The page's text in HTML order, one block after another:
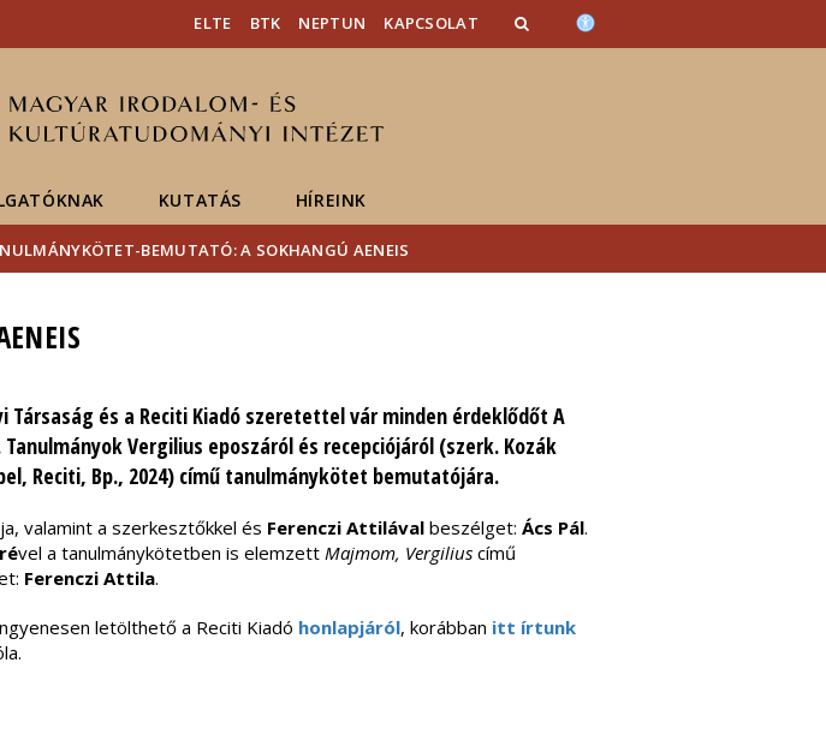
ELTE BTK NEPTUN KAPCSOLAT
KUTATÁS HÍREINK
BEMUTATÓ: A SOKHANGÚ AENEIS
Társaság és a Reciti Kiadó szeretettel vár minden érdeklődőt A
Vergilius eposzáról és recepciójáról(szerk. Kozák
Reciti, Bp., 2024) című tanulmánykötet bemutatójára.
valamint a szerkesztőkkel és Ferenczi Attilávalbeszélget: Ács Pál.
vel a tanulmánykötetben is elemzett Majmom, Vergiliuscímű
Ferenczi Attila.
letölthető a Reciti Kiadó honlapjáról, korábban itt írtunk